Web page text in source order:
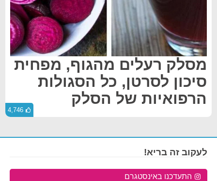
מסלק רעלים מהגוף, מפחית
סיכון לסרטן, כל הסגולות
הרפואיות של הסלק
4,746
לעקוב זה בריא!
התעדכנו באינסטגרם